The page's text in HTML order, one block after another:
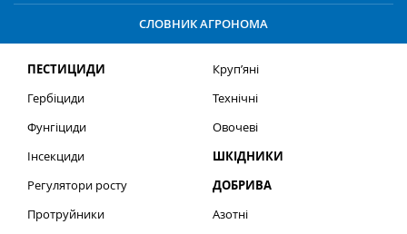
СЛОВНИК АГРОНОМА
ПЕСТИЦИДИ
Гербіциди
Фунгіциди
Інсекциди
Регулятори росту
Протруйники
Круп’яні
Технічні
Овочеві
ШКІДНИКИ
ДОБРИВА
Азотні